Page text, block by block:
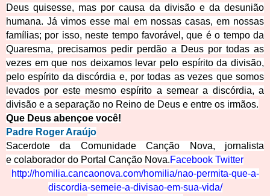
Deus quisesse, mas por causa da divisão e da desunião
humana. Já vimos esse mal em nossas casas, em nossas
famílias; por isso, neste tempo favorável, que é o tempo da
Quaresma, precisamos pedir perdão a Deus por todas as
vezes em que nos deixamos levar pelo espírito da divisão,
pelo espírito da discórdia e, por todas as vezes que somos
levados por este mesmo espírito a semear a discórdia, a
divisão e a separação no Reino de Deus e entre os irmãos.
Que Deus abençoe você!
Padre Roger Araújo
Sacerdote da Comunidade Canção Nova, jornalista
e colaborador do Portal Canção Nova.Facebook Twitter
http://homilia.cancaonova.com/homilia/nao-permita-que-a-
discordia-semeie-a-divisao-em-sua-vida/